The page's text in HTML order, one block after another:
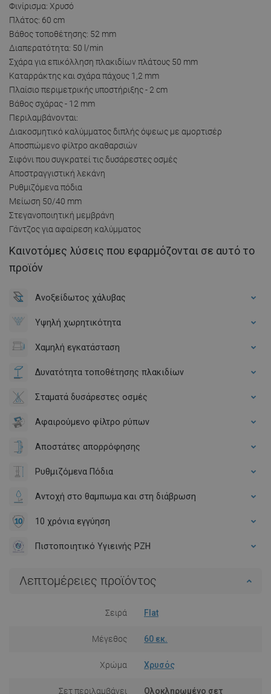
Φινίρισμα: Χρυσό
Πλάτος: 60 cm
Βάθος τοποθέτησης: 52 mm
Διαπερατότητα: 50 l/min
Σχάρα για επικόλληση πλακιδίων πλάτους 50 mm
Καταρράκτης και σχάρα πάχους 1,2 mm
Πλαίσιο περιμετρικής υποστήριξης - 2 cm
Βάθος σχάρας - 12 mm
Περιλαμβάνονται:
Διακοσμητικό καλύμματος διπλής όψεως με αμορτισέρ
Αποσπώμενο φίλτρο ακαθαρσιών
Σιφόνι που συγκρατεί τις δυσάρεστες οσμές
Αποστραγγιστική λεκάνη
Ρυθμιζόμενα πόδια
Μείωση 50/40 mm
Στεγανοποιητική μεμβράνη
Γάντζος για αφαίρεση καλύμματος
Καινοτόμες λύσεις που εφαρμόζονται σε αυτό το
προϊόν
Ανοξείδωτος χάλυβας
Υψηλή χωρητικότητα
Χαμηλή εγκατάσταση
Δυνατότητα τοποθέτησης πλακιδίων
Σταματά δυσάρεστες οσμές
Αφαιρούμενο φίλτρο ρύπων
Αποστάτες απορρόφησης
Ρυθμιζόμενα Πόδια
Αντοχή στο θαμπωμα και στη διάβρωση
10 χρόνια εγγύηση
Πιστοποιητικό Υγιεινής PZH
Λεπτομέρειες προϊόντος
Σειρά Flat
Μέγεθος 60 εκ.
Χρώμα Χρυσός
Σετ περιλαμβάνει Ολοκληρωμένο σετ